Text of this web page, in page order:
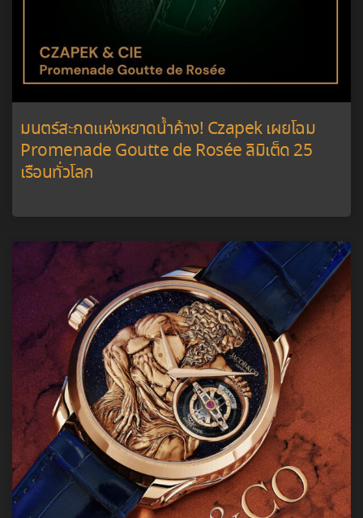
มนตร์สะกดแห่งหยาดน้ำค้าง! Czapek เผยโฉม
Promenade Goutte de Rosée ลิมิเต็ด 25
เรือนทั่วโลก